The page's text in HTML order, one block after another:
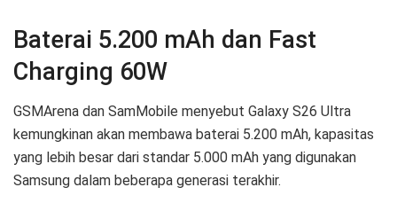
Baterai 5.200 mAh dan Fast
Charging 60W
GSMArena dan SamMobile menyebut Galaxy S26 Ultra
kemungkinan akan membawa baterai 5.200 mAh, kapasitas
yang lebih besar dari standar 5.000 mAh yang digunakan
Samsung dalam beberapa generasi terakhir.